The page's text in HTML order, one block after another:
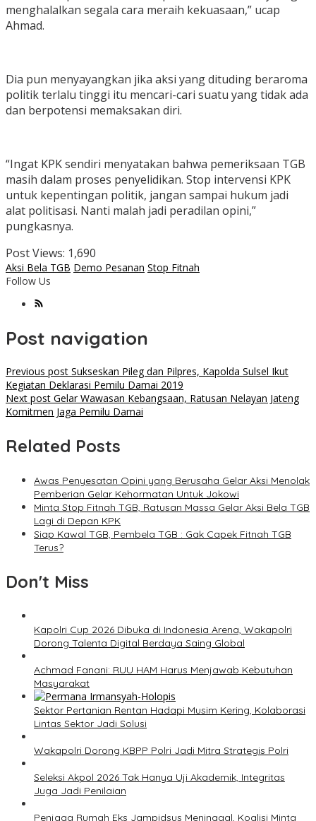
menghalalkan segala cara meraih kekuasaan,” ucap
Ahmad.
Dia pun menyayangkan jika aksi yang dituding beraroma
politik terlalu tinggi itu mencari-cari suatu yang tidak ada
dan berpotensi memaksakan diri.
“Ingat KPK sendiri menyatakan bahwa pemeriksaan TGB
masih dalam proses penyelidikan. Stop intervensi KPK
untuk kepentingan politik, jangan sampai hukum jadi
alat politisasi. Nanti malah jadi peradilan opini,”
pungkasnya.
Post Views: 1,690
Aksi Bela TGB Demo Pesanan Stop Fitnah
Follow Us
Post navigation
Previous post Sukseskan Pileg dan Pilpres, Kapolda Sulsel Ikut
Kegiatan Deklarasi Pemilu Damai 2019
Next post Gelar Wawasan Kebangsaan, Ratusan Nelayan Jateng
Komitmen Jaga Pemilu Damai
Related Posts
Awas Penyesatan Opini yang Berusaha Gelar Aksi Menolak
Pemberian Gelar Kehormatan Untuk Jokowi
Minta Stop Fitnah TGB, Ratusan Massa Gelar Aksi Bela TGB
Lagi di Depan KPK
Siap Kawal TGB, Pembela TGB : Gak Capek Fitnah TGB
Terus?
Don't Miss
Kapolri Cup 2026 Dibuka di Indonesia Arena, Wakapolri
Dorong Talenta Digital Berdaya Saing Global
Achmad Fanani: RUU HAM Harus Menjawab Kebutuhan
Masyarakat
Sektor Pertanian Rentan Hadapi Musim Kering, Kolaborasi
Lintas Sektor Jadi Solusi
Wakapolri Dorong KBPP Polri Jadi Mitra Strategis Polri
Seleksi Akpol 2026 Tak Hanya Uji Akademik, Integritas
Juga Jadi Penilaian
Penjaga Rumah Eks Jampidsus Meninggal, Koalisi Minta